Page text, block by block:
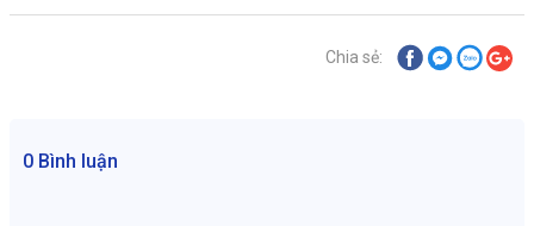
Chia sẻ:
0 Bình luận